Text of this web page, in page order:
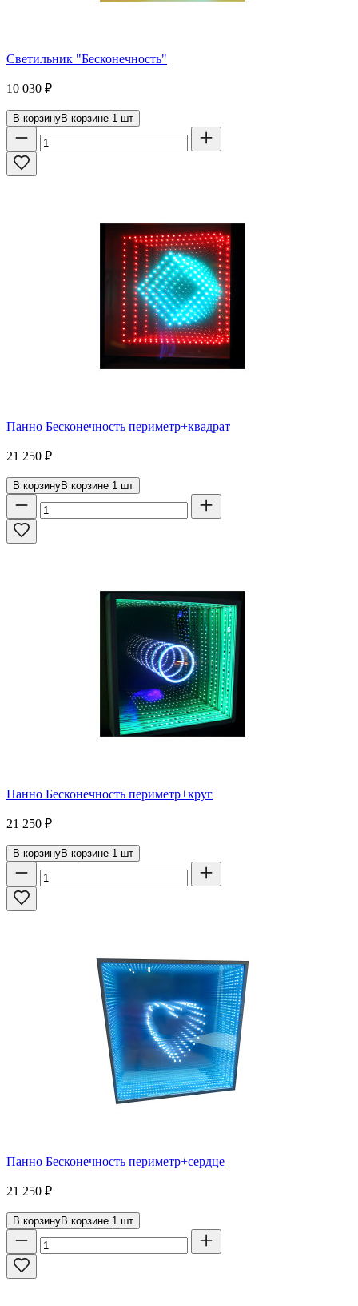
Светильник "Бесконечность"
10 030 ₽
В корзинуВ корзине 1 шт
Панно Бесконечность периметр+квадрат
21 250 ₽
В корзинуВ корзине 1 шт
Панно Бесконечность периметр+круг
21 250 ₽
В корзинуВ корзине 1 шт
Панно Бесконечность периметр+сердце
21 250 ₽
В корзинуВ корзине 1 шт